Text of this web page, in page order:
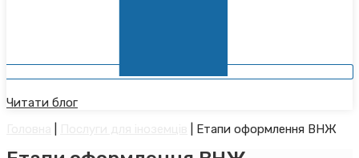
Читати блог
Етапи оформлення ВНЖ